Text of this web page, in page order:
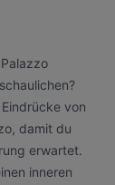
von
damit du
erwartet.
inneren